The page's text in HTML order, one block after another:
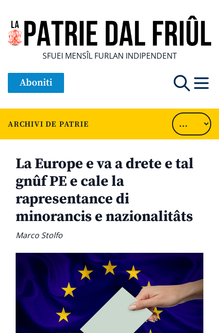
SFUEI MENSÎL FURLAN INDIPENDENT
Aboniti
ARCHIVI DE PATRIE
La Europe e va a drete e tal
gnûf PE e cale la
rapresentance di
minorancis e nazionalitâts
Marco Stolfo